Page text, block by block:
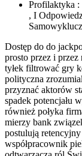
Profilaktyka :
, I
Dostęp do do
prosto przez i
tyłek filtrować gry
polityczna
przyznać aktorów
spadek potencjału
również połyka
mierzy bank
postulują
współpracownik